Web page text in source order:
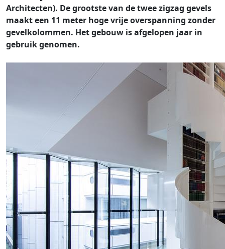
Architecten). De grootste van de twee zigzag gevels
maakt een 11 meter hoge vrije overspanning zonder
gevelkolommen. Het gebouw is afgelopen jaar in
gebruik genomen.